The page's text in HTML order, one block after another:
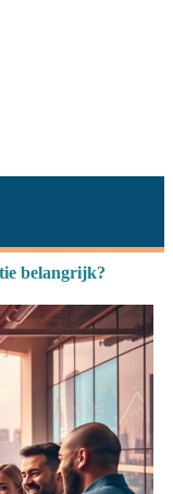
belangrijk?